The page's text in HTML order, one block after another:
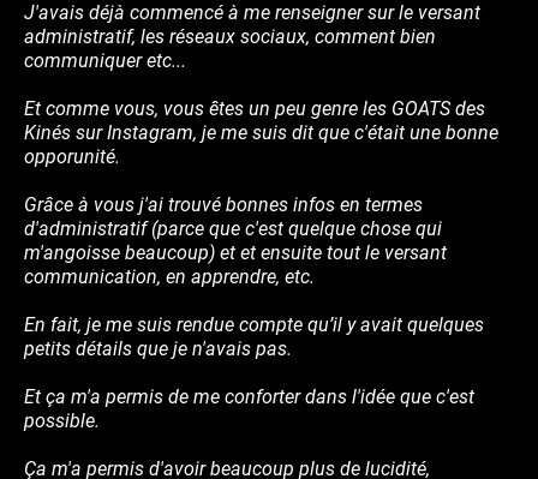
J'avais déjà commencé à me renseigner sur le versant
administratif, les réseaux sociaux, comment bien
communiquer etc...
Et comme vous, vous êtes un peu genre les GOATS des
Kinés sur Instagram, je me suis dit que c'était une bonne
opporunité.
Grâce à vous j'ai trouvé bonnes infos en termes
d'administratif (parce que c'est quelque chose qui
m'angoisse beaucoup) et et ensuite tout le versant
communication, en apprendre, etc.
En fait, je me suis rendue compte qu’il y avait quelques
petits détails que je n'avais pas.
Et ça m'a permis de me conforter dans l'idée que c'est
possible.
Ça m'a permis d'avoir beaucoup plus de lucidité,